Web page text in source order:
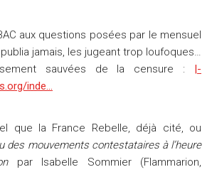
aux questions posées par le mensuel
jamais, les jugeant trop loufoques…
sauvées de la censure : |-
inde…
que la France Rebelle, déjà cité, ou
des mouvements contestataires à l’heure
par Isabelle Sommier (Flammarion,